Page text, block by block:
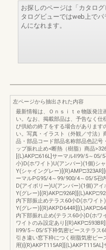
お探しのページは「カタロ
タログビューではweb上で
んになれます。
左ページから抽出された内容
最新情報は、Ｏｎｓｉｔｅ物販発注
い。なお、掲載部品は、予告なく仕
び供給の終了をする場合があります
い。写真・イラスト（外観／寸法）
品・部品コード部品名称部品色記号
ップ振れ止め<断熱（樹脂）商品
[(L)AKP□616L]サーマルⅡ99/5～05/
小)D(ホワイト)U(アンバー)(1個)シ
Y(シャイングレー
ーマルPG95/4～99/900/4～05/5召
D(アイボリー)U(アンバー)(1個)アイ
Y(グレー
内下部振止めテラス60小D(ホワイ
Y(グレー
内下部振れ止め(テラス60小)D(ホワ
ワイトのみ設定あり
Ⅱ99/5～05/5下枠気密ピーステラス
引き違い窓下枠につく樹脂気密ピ
用